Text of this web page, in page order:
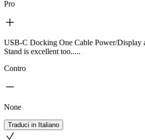
Pro
USB-C Docking One Cable Power/Display
Stand is excellent too.....
Contro
None
Traduci in Italiano